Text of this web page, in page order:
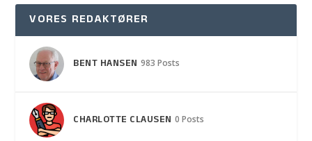
VORES REDAKTØRER
BENT HANSEN 983 Posts
CHARLOTTE CLAUSEN 0 Posts